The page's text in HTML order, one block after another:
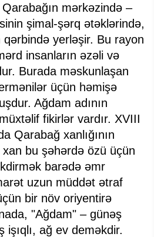
mərkəzində –
şimal-şərq ətəklərində,
qərbində yerləşir. Bu rayon
insanların əzəli və
Burada məskunlaşan
üçün həmişə
Ağdam adının
fikirlər vardır. XVIII
Qarabağ xanlığının
xan bu şəhərdə özü üçün
barədə əmr
uzun müddət ətraf
bir növ oriyentirə
"Ağdam" – günəş
işıqlı, ağ ev deməkdir.